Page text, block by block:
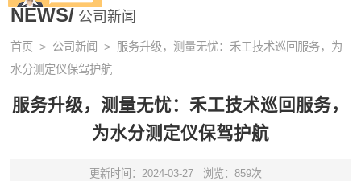
NEWS/ 公司新闻
首页 > 公司新闻
> 服务升级，测量无忧：禾工技术巡回服务，为
水分测定仪保驾护航
服务升级，测量无忧：禾工技术巡回服务，
为水分测定仪保驾护航
更新时间：2024-03-27 浏览：859次